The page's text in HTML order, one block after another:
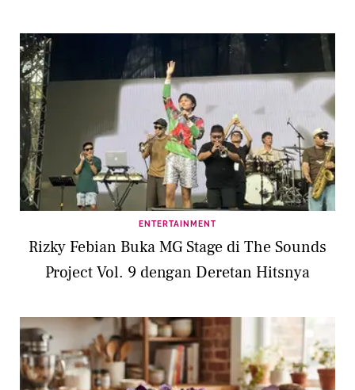
ENTERTAINMENT
Rizky Febian Buka MG Stage di The Sounds
Project Vol. 9 dengan Deretan Hitsnya